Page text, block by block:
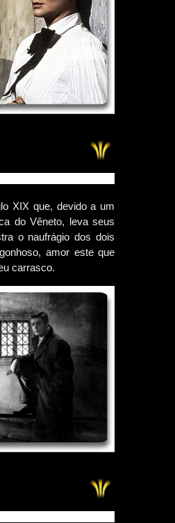
XIX que, devido a um
do Vêneto, leva seus
o naufrágio dos dois
amor este que
carrasco.